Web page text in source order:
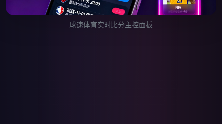
球速体育实时比分主控面板